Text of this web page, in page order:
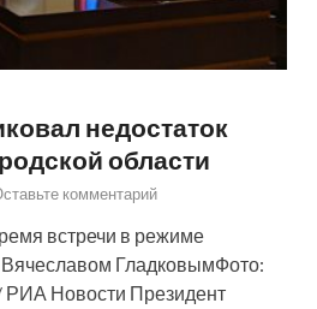
недостаток
области
комментарий
встречи в режиме
ГладковымФото:
РИА Новости Президент